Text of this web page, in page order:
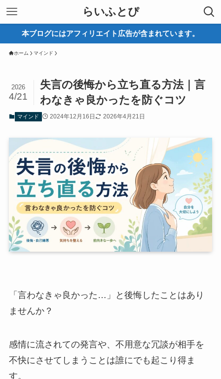
らいふとぴ
本ブログにはアフィリエイト広告が含まれています。
ホーム マインド
失言の後悔から立ち直る方法｜言
わなきゃ良かったを防ぐコツ
2026
4/21
マインド 2024年12月16日 2026年4月21日
「言わなきゃ良かった…」と後悔したことはあり
ませんか？
感情に流されての発言や、不用意な冗談が相手を
不快にさせてしまうことは誰にでも起こり得ま
す。